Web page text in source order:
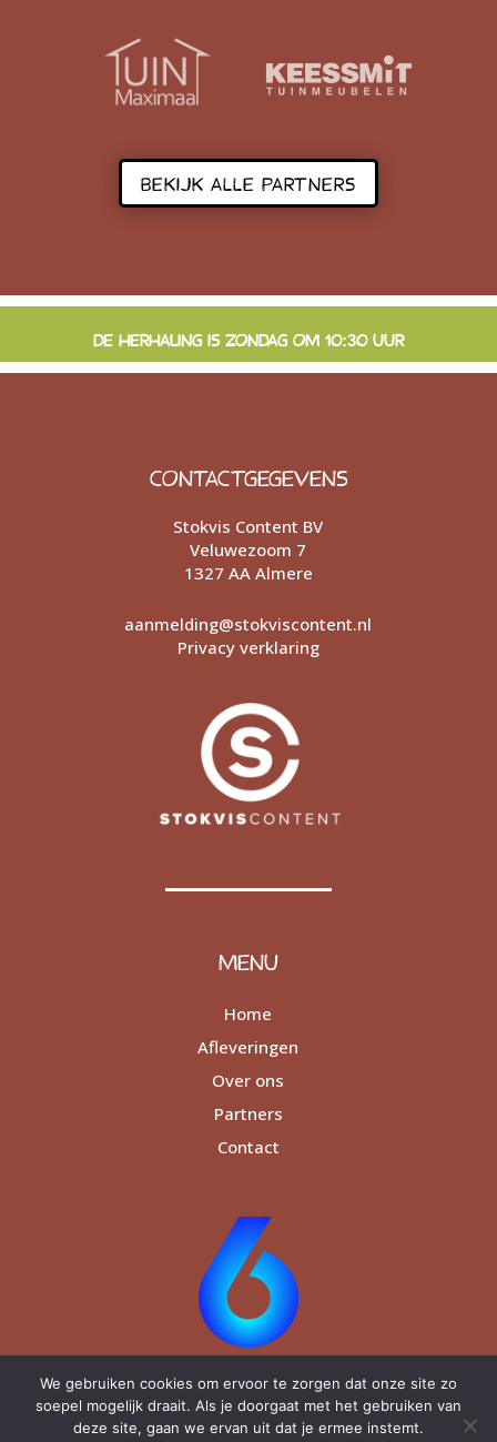
BEKIJK ALLE PARTNERS
DE HERHALING IS ZONDAG OM 10:30 UUR
CONTACTGEGEVENS
Stokvis Content BV
Veluwezoom 7
1327 AA Almere
aanmelding@stokviscontent.nl
Privacy verklaring
MENU
Home
Afleveringen
Over ons
Partners
Contact
We gebruiken cookies om ervoor te zorgen dat onze site zo
soepel mogelijk draait. Als je doorgaat met het gebruiken van
deze site, gaan we ervan uit dat je ermee instemt.